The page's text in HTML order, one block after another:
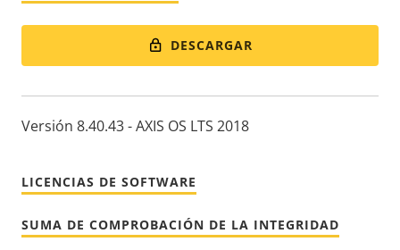
DESCARGAR
Versión 8.40.43 - AXIS OS LTS 2018
LICENCIAS DE SOFTWARE
SUMA DE COMPROBACIÓN DE LA INTEGRIDAD